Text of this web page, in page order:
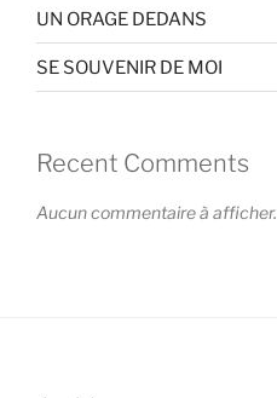
UN ORAGE DEDANS
SE SOUVENIR DE MOI
Recent Comments
Aucun commentaire à afficher.